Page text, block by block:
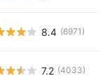
8.4 (6971)
7.2 (4033)